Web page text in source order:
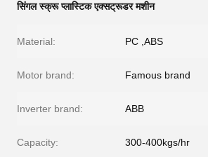
सिंगल स्क्रू प्लास्टिक एक्सट्रूडर मशीन
Material: PC ,ABS
Motor brand: Famous brand
Inverter brand: ABB
Capacity: 300-400kgs/hr